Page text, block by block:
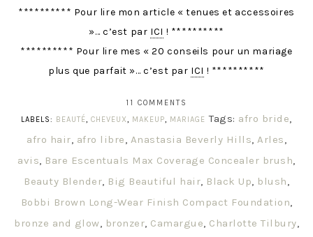
********** Pour lire mon article « tenues et accessoires
»… c’est par ICI ! **********
********** Pour lire mes « 20 conseils pour un mariage
plus que parfait »… c’est par ICI ! **********
11 COMMENTS
LABELS: BEAUTÉ,CHEVEUX, MAKEUP, MARIAGE Tags: afro bride,
afro hair, afro libre, Anastasia Beverly Hills, Arles,
avis, Bare Escentuals Max Coverage Concealer brush,
Beauty Blender, Big Beautiful hair, Black Up, blush,
Bobbi Brown Long-Wear Finish Compact Foundation,
bronze and glow, bronzer, Camargue, Charlotte Tilbury,